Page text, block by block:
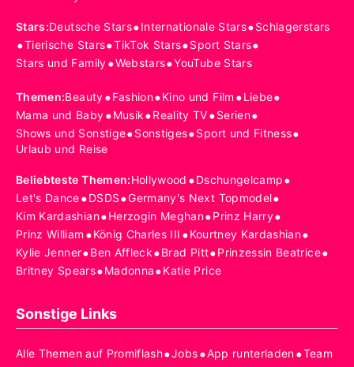
Stars:Deutsche Stars•Internationale Stars•Schlagerstars
•Tierische Stars•TikTok Stars•Sport Stars•
Stars und Family•Webstars•YouTube Stars
Themen:Beauty•Fashion•Kino und Film •Liebe•
Mama und Baby•Musik•Reality TV•Serien•
Shows und Sonstige•Sonstiges•Sport und Fitness•
Urlaub und Reise
Beliebteste Themen:Hollywood •Dschungelcamp•
Let's Dance•DSDS•Germany's Next Topmodel•
Kim Kardashian•Herzogin Meghan•Prinz Harry•
Prinz William •König Charles III •Kourtney Kardashian•
Kylie Jenner•Ben Affleck•Brad Pitt•Prinzessin Beatrice•
Britney Spears•Madonna•Katie Price
Sonstige Links
Alle Themen auf Promiflash•Jobs•App runterladen•Team